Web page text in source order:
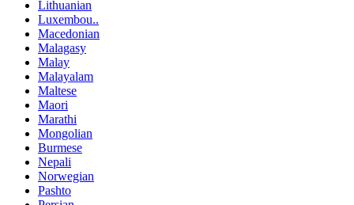
Lithuanian
Luxembou..
Macedonian
Malagasy
Malay
Malayalam
Maltese
Maori
Marathi
Mongolian
Burmese
Nepali
Norwegian
Pashto